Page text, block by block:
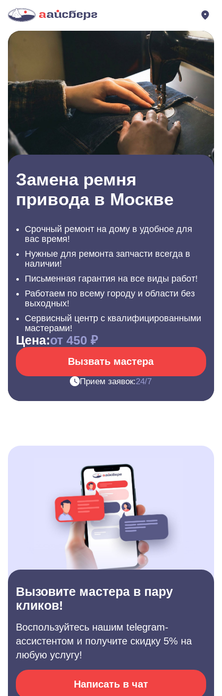
Замена ремня
привода в Москве
Срочный ремонт на дому в удобное для
вас время!
Нужные для ремонта запчасти всегда в
наличии!
Письменная гарантия на все виды работ!
Работаем по всему городу и области без
выходных!
Сервисный центр с квалифицированными
мастерами!
Цена:от 450 ₽
Вызвать мастера
Прием заявок:24/7
Вызовите мастера в пару
кликов!
Воспользуйтесь нашим telegram-
ассистентом и получите скидку 5% на
любую услугу!
Написать в чат